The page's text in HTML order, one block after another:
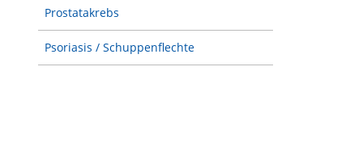
Prostatakrebs
Psoriasis / Schuppenflechte